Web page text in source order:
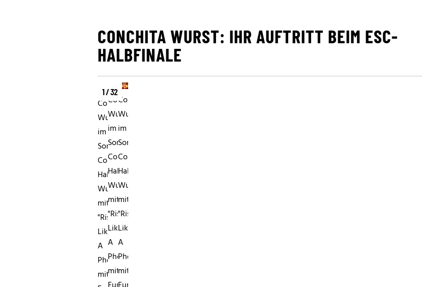
CONCHITA WURST: IHR AUFTRITT BEIM ESC-
HALBFINALE
1 / 32
Conchita
Wurst
im
Song
Contest-
HalbfinaleConchita
Wurst
mit
"Rise
Like
A
Phoenix"
mit
Conchita
Wurst
im
Song
Contest-
HalbfinaleConchita
Wurst
mit
"Rise
Like
A
Phoenix"
mit
Conchita
Wurst
im
Song
Contest-
HalbfinaleConchita
Wurst
mit
"Rise
Like
A
Phoenix"
mit